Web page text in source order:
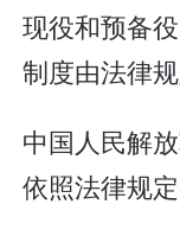
现役和预备
制度由法律规
中国人民解
依照法律规